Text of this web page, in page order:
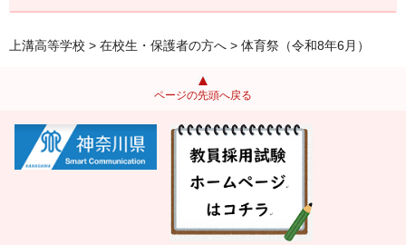
上溝高等学校 > 在校生・保護者の方へ > 体育祭（令和8年6月）
ページの先頭へ戻る